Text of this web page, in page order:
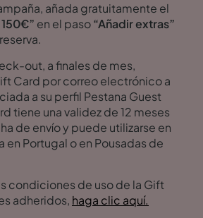
añada gratuitamente el
en el paso“Añadir extras”
out, a finales de mes,
Card por correo electrónico a
a su perfil Pestana Guest
tiene una validez de 12 meses
de envío y puede utilizarse en
en Portugal o en Pousadas de
condiciones de uso de la Gift
adheridos, haga clic aquí.